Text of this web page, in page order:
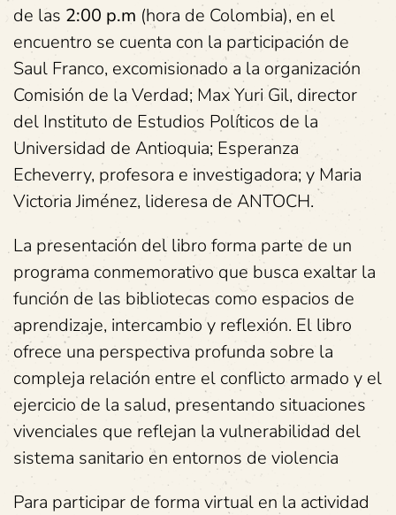
de las 2:00 p.m (hora de Colombia), en el
encuentro se cuenta con la participación de
Saul Franco, excomisionado a la organización
Comisión de la Verdad; Max Yuri Gil, director
del Instituto de Estudios Políticos de la
Universidad de Antioquia; Esperanza
Echeverry, profesora e investigadora; y Maria
Victoria Jiménez, lideresa de ANTOCH.
La presentación del libro forma parte de un
programa conmemorativo que busca exaltar la
función de las bibliotecas como espacios de
aprendizaje, intercambio y reflexión. El libro
ofrece una perspectiva profunda sobre la
compleja relación entre el conflicto armado y el
ejercicio de la salud, presentando situaciones
vivenciales que reflejan la vulnerabilidad del
sistema sanitario en entornos de violencia
Para participar de forma virtual en la actividad